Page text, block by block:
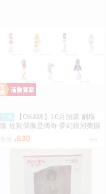
預購
【OKA咪】10月預購 劇場
版 佐賀偶像是傳奇 夢幻銀河樂園
｜壓克力立牌 (共7款任選)
630